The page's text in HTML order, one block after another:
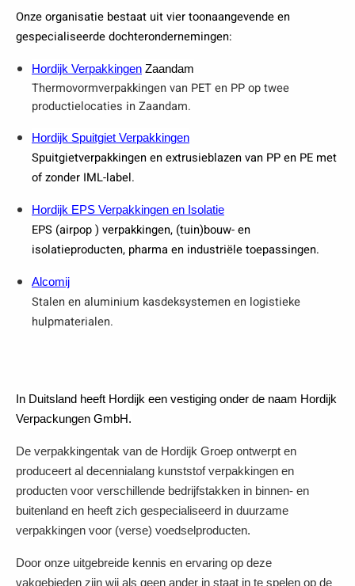
Onze organisatie bestaat uit vier toonaangevende en
gespecialiseerde dochterondernemingen:
Hordijk Verpakkingen Zaandam
Thermovormverpakkingen van PET en PP op twee
productielocaties in Zaandam.
Hordijk Spuitgiet Verpakkingen
Spuitgietverpakkingen en extrusieblazen van PP en PE met
of zonder IML-label.
Hordijk EPS Verpakkingen en Isolatie
EPS (airpop ) verpakkingen, (tuin)bouw- en
isolatieproducten, pharma en industriële toepassingen.
Alcomij
Stalen en aluminium kasdeksystemen en logistieke
hulpmaterialen.
In Duitsland heeft Hordijk een vestiging onder de naam Hordijk
Verpackungen GmbH.
De verpakkingentak van de Hordijk Groep ontwerpt en
produceert al decennialang kunststof verpakkingen en
producten voor verschillende bedrijfstakken in binnen- en
buitenland en heeft zich gespecialiseerd in duurzame
verpakkingen voor (verse) voedselproducten.
Door onze uitgebreide kennis en ervaring op deze
vakgebieden zijn wij als geen ander in staat in te spelen op de